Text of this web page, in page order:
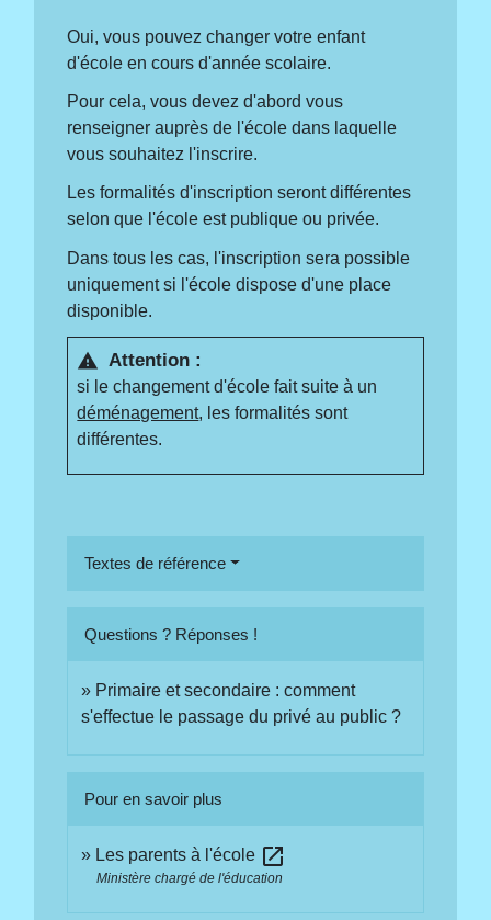
Oui, vous pouvez changer votre enfant
d'école en cours d'année scolaire.
Pour cela, vous devez d'abord vous
renseigner auprès de l'école dans laquelle
vous souhaitez l'inscrire.
Les formalités d'inscription seront différentes
selon que l'école est publique ou privée.
Dans tous les cas, l'inscription sera possible
uniquement si l'école dispose d'une place
disponible.
warning Attention :
si le changement d'école fait suite à un
déménagement, les formalités sont
différentes.
Textes de référence
Questions ? Réponses !
Primaire et secondaire : comment
s'effectue le passage du privé au public ?
Pour en savoir plus
Les parents à l'école open_in_new
Ministère chargé de l'éducation